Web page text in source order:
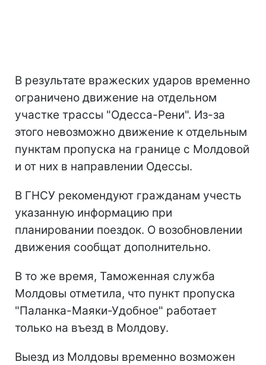
В результате вражеских ударов временно
ограничено движение на отдельном
участке трассы "Одесса-Рени". Из-за
этого невозможно движение к отдельным
пунктам пропуска на границе с Молдовой
и от них в направлении Одессы.
В ГНСУ рекомендуют гражданам учесть
указанную информацию при
планировании поездок. О возобновлении
движения сообщат дополнительно.
В то же время, Таможенная служба
Молдовы отметила, что пункт пропуска
"Паланка-Маяки-Удобное" работает
только на въезд в Молдову.
Выезд из Молдовы временно возможен